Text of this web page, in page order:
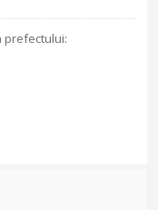
prefectului: